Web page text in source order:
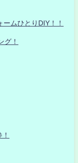
ムひとりDIY！！
グ！